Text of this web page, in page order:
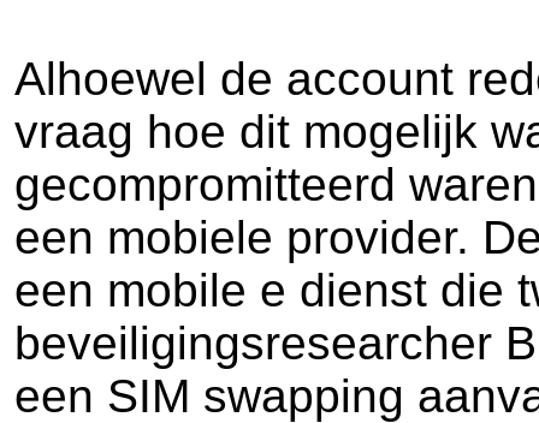
Alhoewel de account
vraag hoe dit mogelijk
gecompromitteerd
een mobiele provider.
een mobile e dienst die
beveiligingsresearcher
een SIM swapping